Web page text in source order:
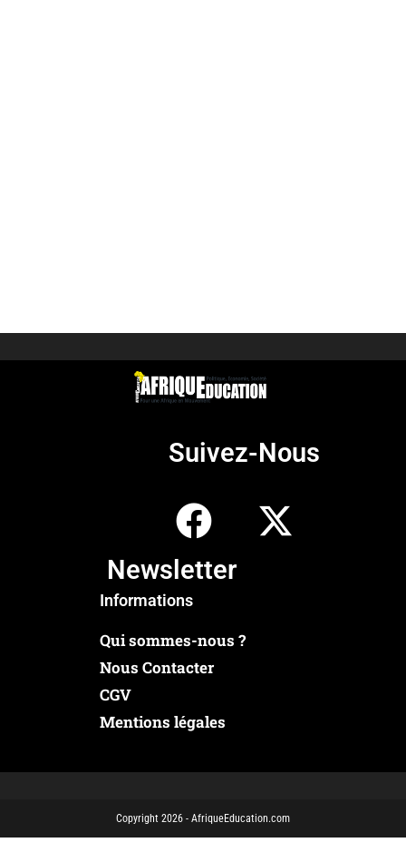
Suivez-Nous
Newsletter
Informations
Qui sommes-nous ?
Nous Contacter
CGV
Mentions légales
Copyright 2026 - AfriqueEducation.com